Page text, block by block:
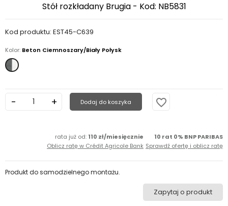
Stół rozkładany Brugia - Kod: NB5831
Kod produktu: EST45-C639
Kolor: Beton Ciemnoszary/Biały Połysk
Beton
Dodaj do koszyka favorite_border
rata już od: 110 zł/miesięcznie
Oblicz ratę w Crédit Agricole Bank
10 rat 0% BNP PARIBAS
Sprawdź ofertę i oblicz ratę
Zapytaj o produkt
Produkt do samodzielnego montażu.